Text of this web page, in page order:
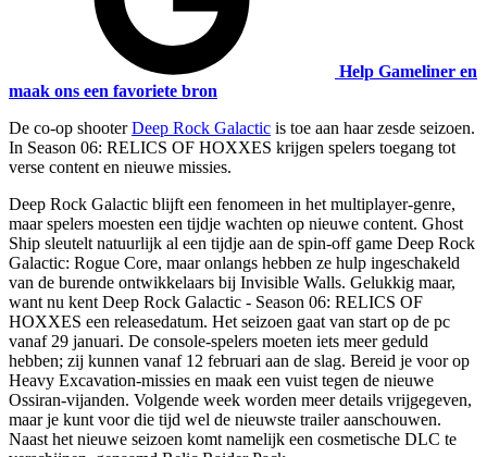
Help Gameliner en
maak ons een favoriete bron
De co-op shooterDeep Rock Galactic is toe aan haar zesde seizoen.
In Season 06: RELICS OF HOXXES krijgen spelers toegang tot
verse content en nieuwe missies.
Deep Rock Galactic blijft een fenomeen in het multiplayer-genre,
maar spelers moesten een tijdje wachten op nieuwe content. Ghost
Ship sleutelt natuurlijk al een tijdje aan de spin-off game Deep Rock
Galactic: Rogue Core, maar onlangs hebben ze hulp ingeschakeld
van de burende ontwikkelaars bij Invisible Walls. Gelukkig maar,
want nu kent Deep Rock Galactic - Season 06: RELICS OF
HOXXES een releasedatum. Het seizoen gaat van start op de pc
vanaf 29 januari. De console-spelers moeten iets meer geduld
hebben; zij kunnen vanaf 12 februari aan de slag. Bereid je voor op
Heavy Excavation-missies en maak een vuist tegen de nieuwe
Ossiran-vijanden. Volgende week worden meer details vrijgegeven,
maar je kunt voor die tijd wel de nieuwste trailer aanschouwen.
Naast het nieuwe seizoen komt namelijk een cosmetische DLC te